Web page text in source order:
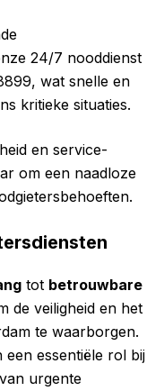
24/7 nooddienst
wat snelle en
kritieke situaties.
en service-
om een naadloze
tot betrouwbare
de veiligheid en het
te waarborgen.
een essentiële rol bij
urgente